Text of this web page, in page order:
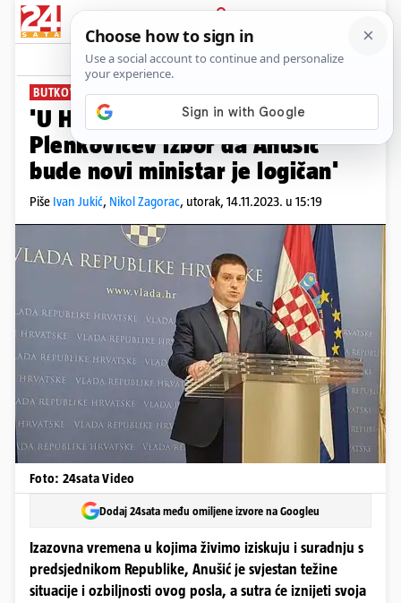
PRIJAVA
News Komentari
BUTKOVIĆ NAKON KOALICIJE:
'U HDZ-u nema sukoba,
Plenkovićev izbor da Anušić
bude novi ministar je logičan'
Piše Ivan Jukić, Nikol Zagorac, utorak, 14.11.2023. u 15:19
Foto: 24sata Video
Dodaj 24sata među omiljene izvore na Googleu
Izazovna vremena u kojima živimo iziskuju i suradnju s
predsjednikom Republike, Anušić je svjestan težine
situacije i ozbiljnosti ovog posla, a sutra će iznijeti svoja